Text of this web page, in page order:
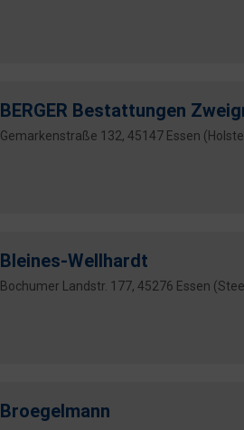
BERGER Bestattungen
Gemarkenstraße 132, 45147 Essen
Bleines-Wellhardt
Bochumer Landstr. 177, 45276 Essen
Broegelmann